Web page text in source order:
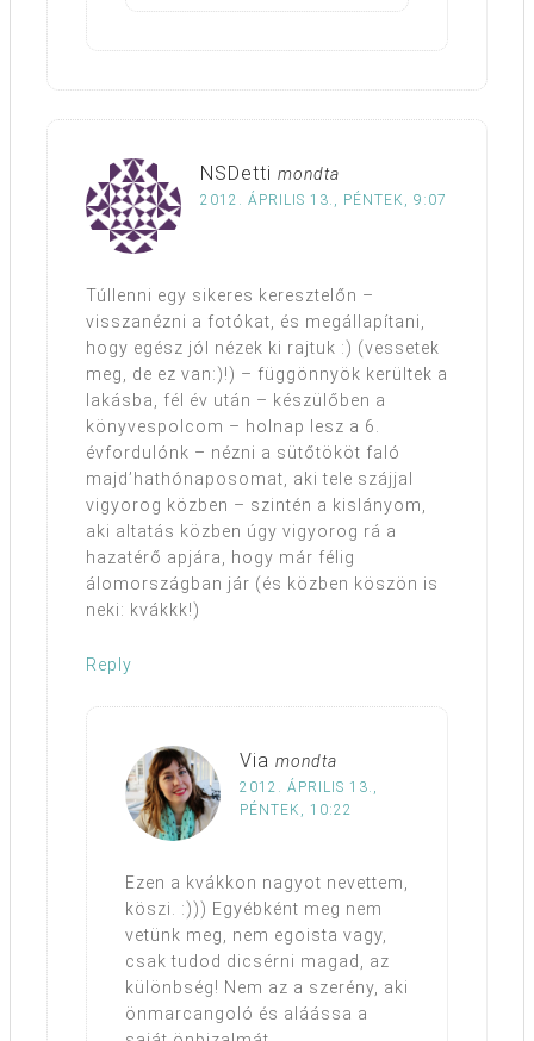
NSDetti mondta
2012. ÁPRILIS 13., PÉNTEK, 9:07
Túllenni egy sikeres keresztelőn –
visszanézni a fotókat, és megállapítani,
hogy egész jól nézek ki rajtuk :) (vessetek
meg, de ez van:)!) – függönnyök kerültek a
lakásba, fél év után – készülőben a
könyvespolcom – holnap lesz a 6.
évfordulónk – nézni a sütőtököt faló
majd’hathónaposomat, aki tele szájjal
vigyorog közben – szintén a kislányom,
aki altatás közben úgy vigyorog rá a
hazatérő apjára, hogy már félig
álomországban jár (és közben köszön is
neki: kvákkk!)
Reply
Via mondta
2012. ÁPRILIS 13.,
PÉNTEK, 10:22
Ezen a kvákkon nagyot nevettem,
köszi. :))) Egyébként meg nem
vetünk meg, nem egoista vagy,
csak tudod dicsérni magad, az
különbség! Nem az a szerény, aki
önmarcangoló és aláássa a